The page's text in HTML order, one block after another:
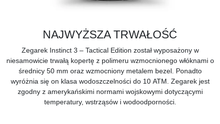
NAJWYŻSZA TRWAŁOŚĆ
Zegarek Instinct 3 – Tactical Edition został wyposażony w
niesamowicie trwałą kopertę z polimeru wzmocnionego włóknami o
średnicy 50 mm oraz wzmocniony metalem bezel. Ponadto
wyróżnia się on klasa wodoszczelności do 10 ATM. Zegarek jest
zgodny z amerykańskimi normami wojskowymi dotyczącymi
temperatury, wstrząsów i wodoodporności.